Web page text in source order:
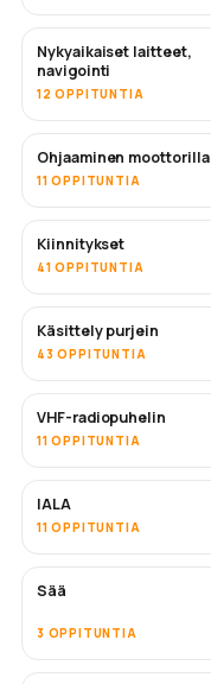
Nykyaikaiset laitteet,
navigointi
12 OPPITUNTIA
Ohjaaminen moottorilla
11 OPPITUNTIA
Kiinnitykset
41 OPPITUNTIA
Käsittely purjein
43 OPPITUNTIA
VHF-radiopuhelin
11 OPPITUNTIA
IALA
11 OPPITUNTIA
Sää
3 OPPITUNTIA